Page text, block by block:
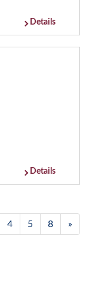
Details
Details
4 5 8 »